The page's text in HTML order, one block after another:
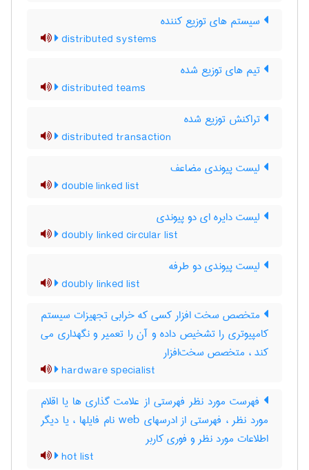
سیستم های توزیع کننده
distributed systems
تیم های توزیع شده
distributed teams
تراکنش توزیع شده
distributed transaction
لیست پیوندی مضاعف
double linked list
لیست دایره ای دو پیوندی
doubly linked circular list
لیست پیوندی دو طرفه
doubly linked list
متخصص سخت افزار کسی که خرابی تجهیزات سیستم
کامپیوتری را تشخیص داده و آن را تعمیر و نگهداری می
کند ، متخصص سخت‌افزار
hardware specialist
فهرست مورد نظر فهرستی از علامت گذاری ها یا اقلام
مورد نظر ، فهرستی از ادرسهای web نام فایلها ، یا دیگر
اطلاعات مورد نظر و فوری کاربر
hot list